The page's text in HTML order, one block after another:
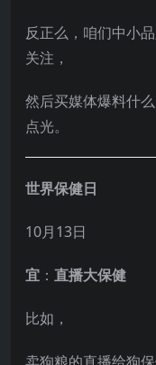
反正么，咱们中小
关注，
然后买媒体爆料什
点光。
世界保健日
10月13日
宜 ： 直播大保健
比如，